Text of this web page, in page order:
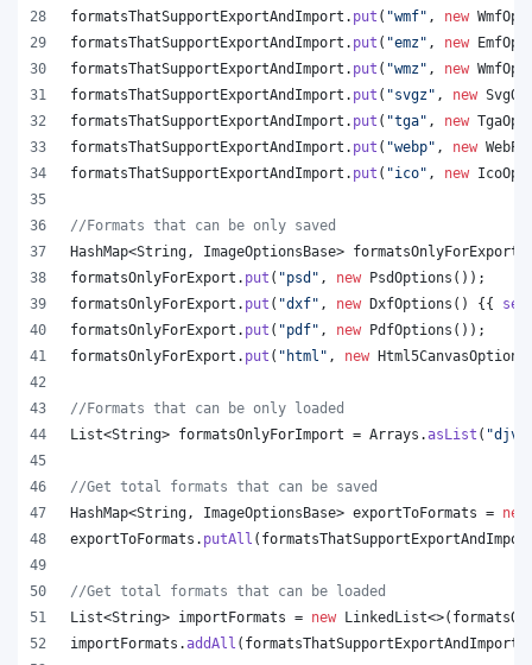
formatsThatSupportExportAndImport . put ( "wmf" , new
formatsThatSupportExportAndImport . put ( "emz" , new
formatsThatSupportExportAndImport . put ( "wmz" , new
formatsThatSupportExportAndImport . put ( "svgz" , new
formatsThatSupportExportAndImport . put ( "tga" , new
formatsThatSupportExportAndImport . put ( "webp" , new
formatsThatSupportExportAndImport . put ( "ico" , new
//Formats that can be only saved
HashMap<String , ImageOptionsBase> formatsOnlyForExport
formatsOnlyForExport . put ( "psd" , new PsdOptions ());
formatsOnlyForExport . put ( "dxf" , new DxfOptions () {{
formatsOnlyForExport . put ( "pdf" , new PdfOptions ());
formatsOnlyForExport . put ( "html" , new Html5CanvasOptions
//Formats that can be only loaded
List<String> formatsOnlyForImport = Arrays .asList (
//Get total formats that can be saved
HashMap<String , ImageOptionsBase> exportToFormats = new
exportToFormats . putAll (
//Get total formats that can be loaded
List<String> importFormats = new LinkedList<>(
importFormats .addAll ( formatsThatSupportExportAndImport